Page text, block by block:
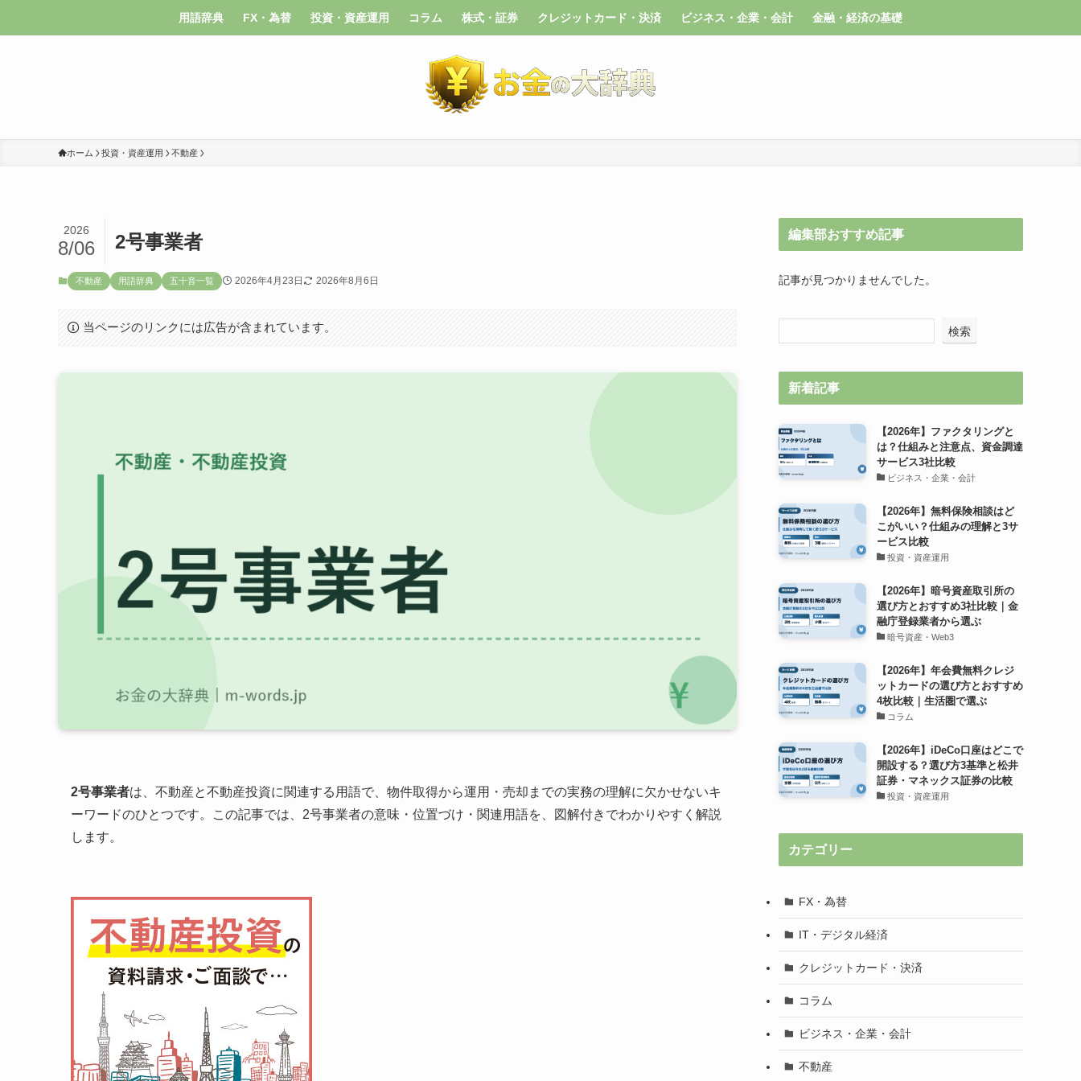
用語辞典 FX・為替 投資・資産運用 コラム 株式・証券 クレジットカード・決済 ビジネス・企業・会計 金融・経済の基礎
ホーム 投資・資産運用 不動産
2号事業者
2026
8/06
不動産 用語辞典 五十音一覧 2026年4月23日 2026年8月6日
当ページのリンクには広告が含まれています。
2号事業者は、不動産と不動産投資に関連する用語で、物件取得から運用・売却までの実務の理解に欠かせないキ
ーワードのひとつです。この記事では、2号事業者の意味・位置づけ・関連用語を、図解付きでわかりやすく解説
します。
編集部おすすめ記事
記事が見つかりませんでした。
検索
新着記事
【2026年】ファクタリングと
は？仕組みと注意点、資金調達
サービス3社比較
ビジネス・企業・会計
【2026年】無料保険相談はど
こがいい？仕組みの理解と3サ
ービス比較
投資・資産運用
【2026年】暗号資産取引所の
選び方とおすすめ3社比較｜金
融庁登録業者から選ぶ
暗号資産・Web3
【2026年】年会費無料クレジ
ットカードの選び方とおすすめ
4枚比較｜生活圏で選ぶ
コラム
【2026年】iDeCo口座はどこで
開設する？選び方3基準と松井
証券・マネックス証券の比較
投資・資産運用
カテゴリー
FX・為替
IT・デジタル経済
クレジットカード・決済
コラム
ビジネス・企業・会計
不動産